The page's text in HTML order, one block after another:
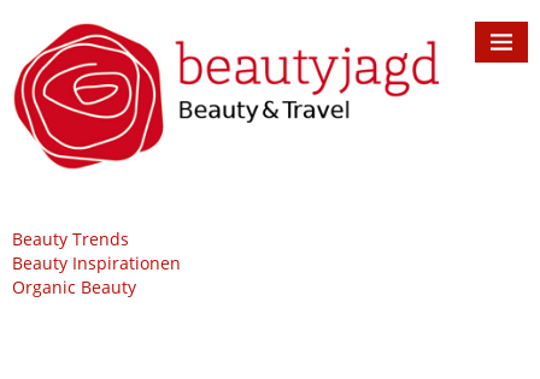
Beauty Trends
Beauty Inspirationen
Organic Beauty